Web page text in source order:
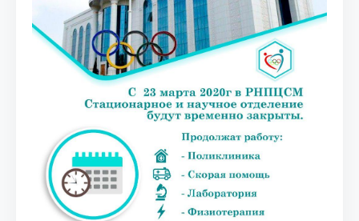
МЕДИА
КОРТЫ
КОНТАКТЫ
UZ-PIN